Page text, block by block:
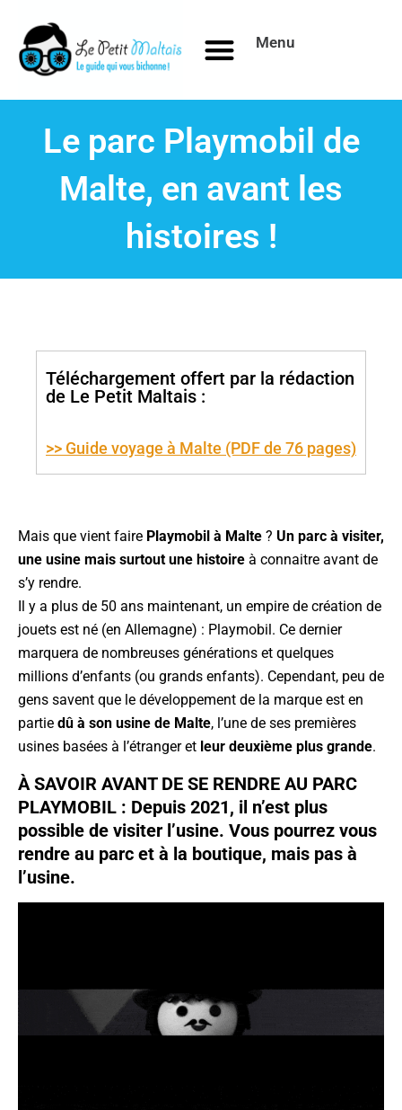
contenu
Menu
Le parc Playmobil de
Malte, en avant les
histoires !
Téléchargement offert par la rédaction
de Le Petit Maltais :
>> Guide voyage à Malte (PDF de 76 pages)
Mais que vient faire Playmobil à Malte ? Un parc à visiter,
une usine mais surtout une histoire à connaitre avant de
s’y rendre.
Il y a plus de 50 ans maintenant, un empire de création de
jouets est né (en Allemagne) : Playmobil. Ce dernier
marquera de nombreuses générations et quelques
millions d’enfants (ou grands enfants). Cependant, peu de
gens savent que le développement de la marque est en
partie dû à son usine de Malte, l’une de ses premières
usines basées à l’étranger et leur deuxième plus grande.
À SAVOIR AVANT DE SE RENDRE AU PARC
PLAYMOBIL : Depuis 2021, il n’est plus
possible de visiter l’usine. Vous pourrez vous
rendre au parc et à la boutique, mais pas à
l’usine.